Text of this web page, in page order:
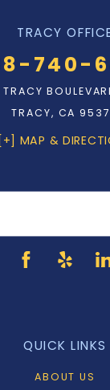
TRACY
740-
TRACY, CA
[+] MAP &
QUICK LINKS
ABOUT US